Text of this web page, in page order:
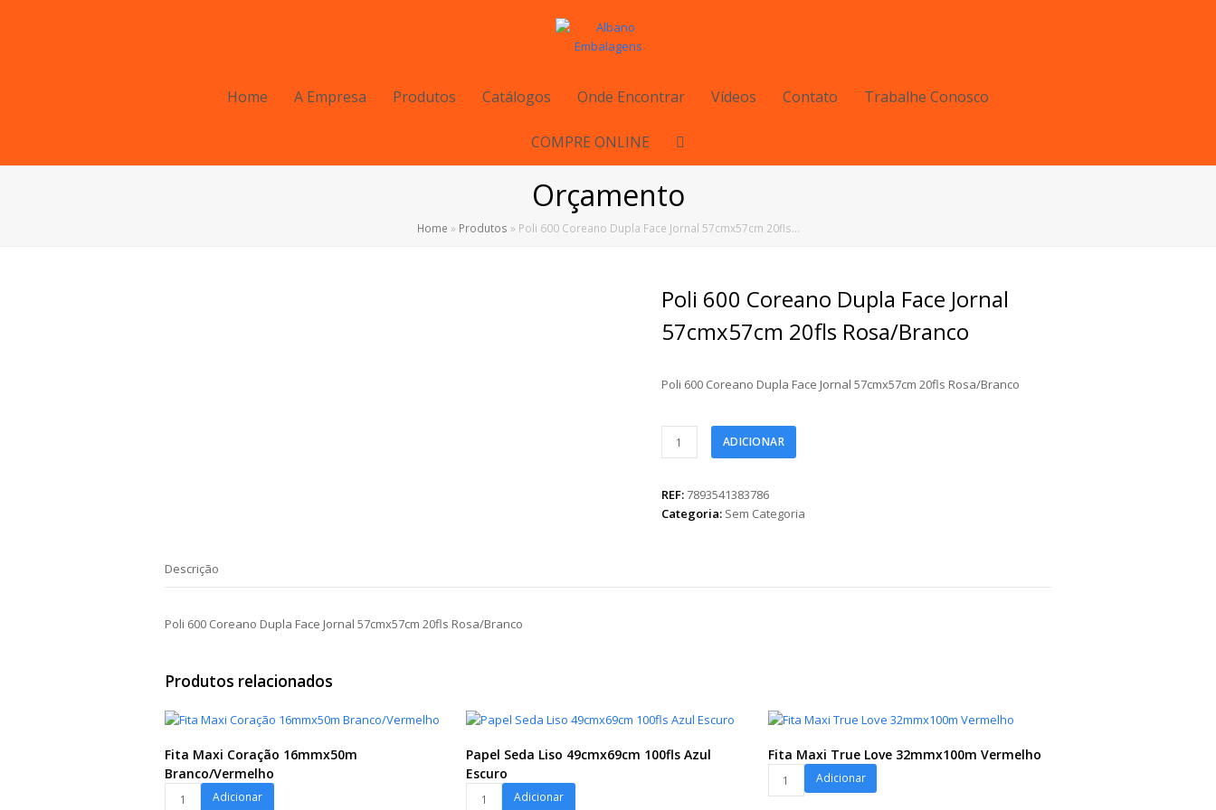
Home A Empresa Produtos Catálogos Onde Encontrar Vídeos Contato Trabalhe Conosco
COMPRE ONLINE
Orçamento
Home » Produtos » Poli 600 Coreano Dupla Face Jornal 57cmx57cm 20fls…
Poli 600 Coreano Dupla Face Jornal
57cmx57cm 20fls Rosa/Branco
Poli 600 Coreano Dupla Face Jornal 57cmx57cm 20fls Rosa/Branco
Dupla
Face
ADICIONAR
REF:7893541383786
Categoria: Sem Categoria
Descrição
Poli 600 Coreano Dupla Face Jornal 57cmx57cm 20fls Rosa/Branco
Produtos relacionados
Fita Maxi Coração 16mmx50m
Branco/Vermelho
Adicionar
Papel Seda Liso 49cmx69cm 100fls Azul
Escuro
Adicionar
Fita Maxi True Love 32mmx100m Vermelho
Adicionar